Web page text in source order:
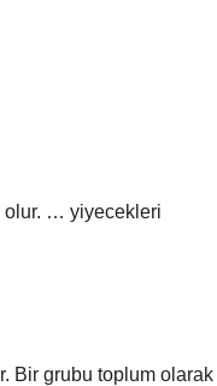
olur. … yiyecekleri
Bir grubu toplum olarak